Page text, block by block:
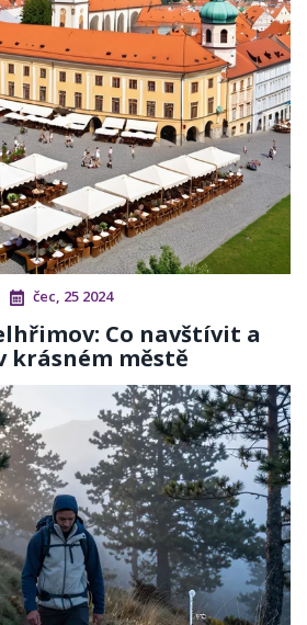
čec, 25 2024
Co navštívit a
krásném městě